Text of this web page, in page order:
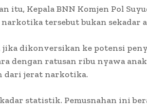
itu, Kepala BNN Komjen Pol
narkotika tersebut bukan sekadar
dikonversikan ke potensi
dengan ratusan ribu nyawa
dari jerat narkotika.
statistik. Pemusnahan ini